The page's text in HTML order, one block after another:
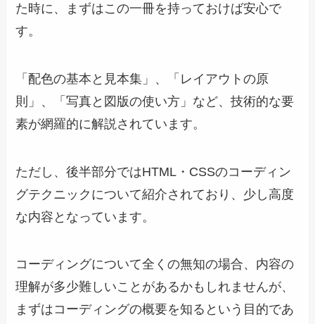
た時に、まずはこの一冊を持っておけば安心で
す。
「配色の基本と見本集」、「レイアウトの原
則」、「写真と図版の使い方」など、技術的な要
素が網羅的に解説されています。
ただし、後半部分ではHTML・CSSのコーディン
グテクニックについて紹介されており、少し高度
な内容となっています。
コーディングについて全くの無知の場合、内容の
理解が多少難しいことがあるかもしれませんが、
まずはコーディングの概要を知るという目的であ